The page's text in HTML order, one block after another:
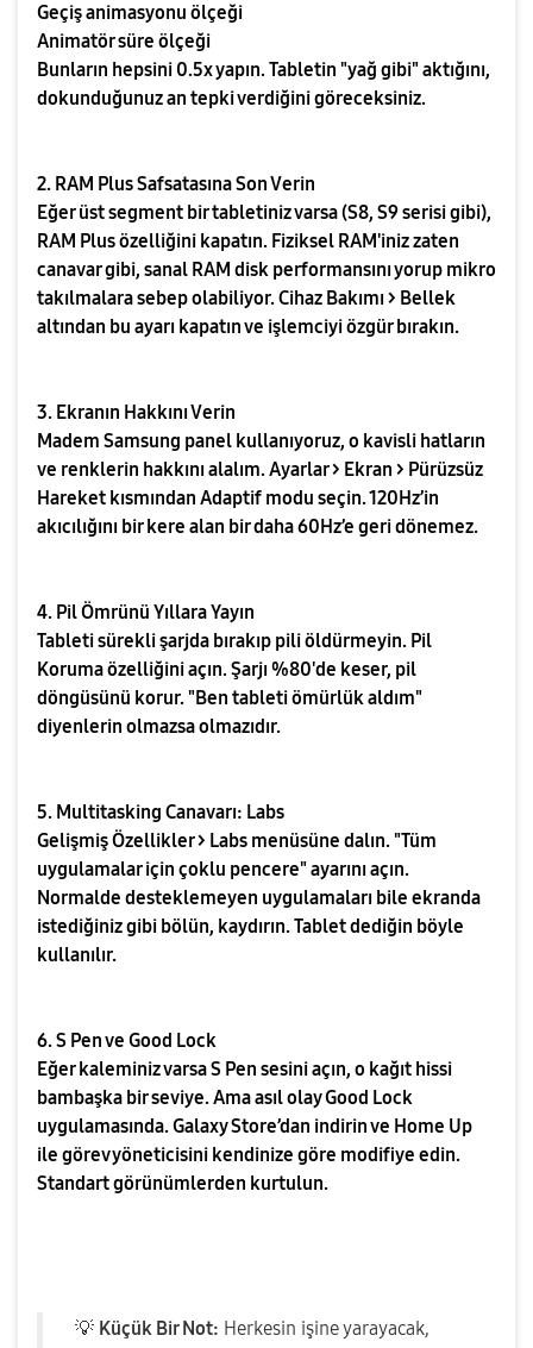
Geçiş animasyonu ölçeği
Animatör süre ölçeği
Bunların hepsini 0.5x yapın. Tabletin "yağ gibi" aktığını,
dokunduğunuz an tepki verdiğini göreceksiniz.
2. RAM Plus Safsatasına Son Verin
Eğer üst segment bir tabletiniz varsa (S8, S9 serisi gibi),
RAM Plus özelliğini kapatın. Fiziksel RAM'iniz zaten
canavar gibi, sanal RAM disk performansını yorup mikro
takılmalara sebep olabiliyor. Cihaz Bakımı > Bellek
altından bu ayarı kapatın ve işlemciyi özgür bırakın.
3. Ekranın Hakkını Verin
Madem Samsung panel kullanıyoruz, o kavisli hatların
ve renklerin hakkını alalım. Ayarlar > Ekran > Pürüzsüz
Hareket kısmından Adaptif modu seçin. 120Hz’in
akıcılığını bir kere alan bir daha 60Hz’e geri dönemez.
4. Pil Ömrünü Yıllara Yayın
Tableti sürekli şarjda bırakıp pili öldürmeyin. Pil
Koruma özelliğini açın. Şarjı %80'de keser, pil
döngüsünü korur. "Ben tableti ömürlük aldım"
diyenlerin olmazsa olmazıdır.
5. Multitasking Canavarı: Labs
Gelişmiş Özellikler > Labs menüsüne dalın. "Tüm
uygulamalar için çoklu pencere" ayarını açın.
Normalde desteklemeyen uygulamaları bile ekranda
istediğiniz gibi bölün, kaydırın. Tablet dediğin böyle
kullanılır.
6. S Pen ve Good Lock
Eğer kaleminiz varsa S Pen sesini açın, o kağıt hissi
bambaşka bir seviye. Ama asıl olay Good Lock
uygulamasında. Galaxy Store’dan indirin ve Home Up
ile görev yöneticisini kendinize göre modifiye edin.
Standart görünümlerden kurtulun.
💡 Küçük Bir Not: Herkesin işine yarayacak,